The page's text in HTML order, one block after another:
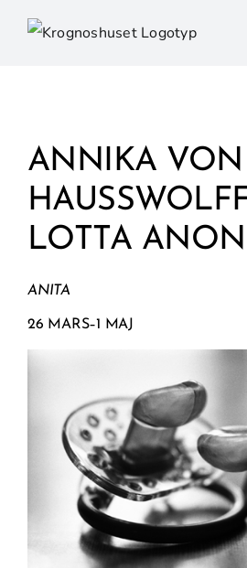
Fortsätt
ANNIKA VON
LOTTA
ANITA
26 MARS–1 MAJ